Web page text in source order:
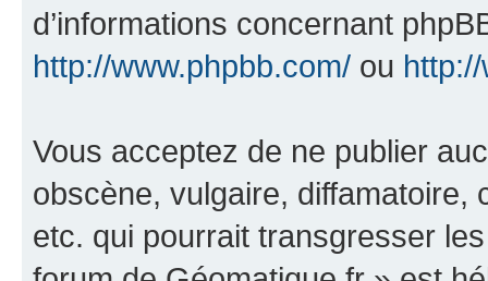
d’informations concernant
http://www.phpbb.com/ ou
Vous acceptez de ne publier
obscène, vulgaire, diffamatoire,
etc. qui pourrait transgresser